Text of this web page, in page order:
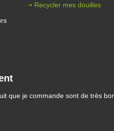
➝ Recycler mes douilles
que je commande sont de très